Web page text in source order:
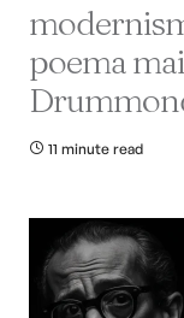
poema
11 minute read